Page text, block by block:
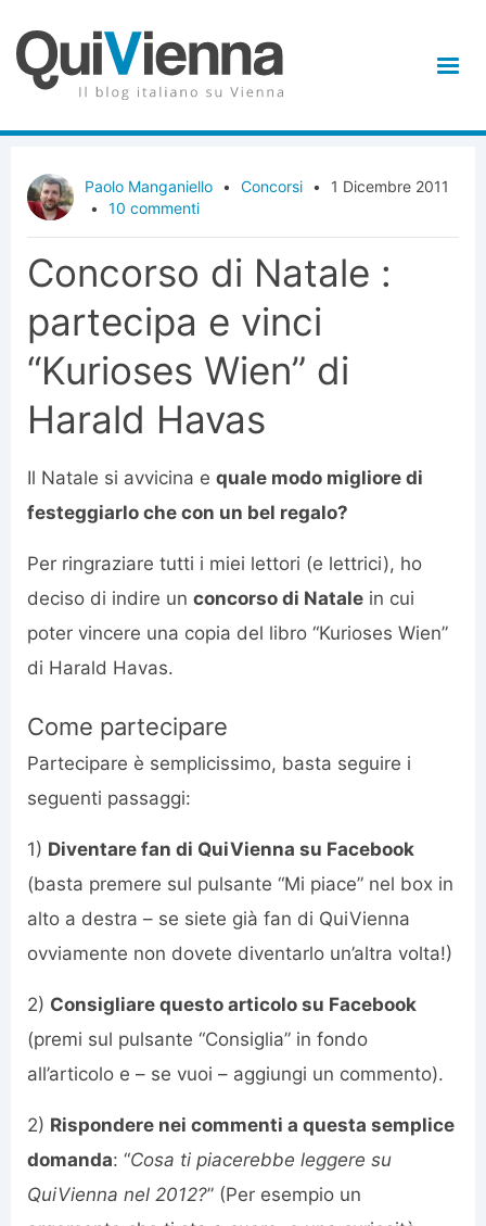
Paolo Manganiello • Concorsi •
1 Dicembre 2011
•
10 commenti
Concorso di Natale :
partecipa e vinci
“Kurioses Wien” di
Harald Havas
Il Natale si avvicina e quale modo migliore di
festeggiarlo che con un bel regalo?
Per ringraziare tutti i miei lettori (e lettrici), ho
deciso di indire un concorso di Natale in cui
poter vincere una copia del libro “Kurioses Wien”
di Harald Havas.
Come partecipare
Partecipare è semplicissimo, basta seguire i
seguenti passaggi:
1) Diventare fan di QuiVienna su Facebook
(basta premere sul pulsante “Mi piace” nel box in
alto a destra – se siete già fan di QuiVienna
ovviamente non dovete diventarlo un’altra volta!)
2) Consigliare questo articolo su Facebook
(premi sul pulsante “Consiglia” in fondo
all’articolo e – se vuoi – aggiungi un commento).
2) Rispondere nei commenti a questa semplice
domanda: “Cosa ti piacerebbe leggere su
QuiVienna nel 2012?” (Per esempio un